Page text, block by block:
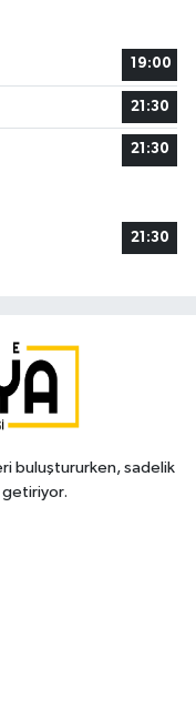
19:00
21:30
21:30
21:30
buluştururken, sadelik
getiriyor.